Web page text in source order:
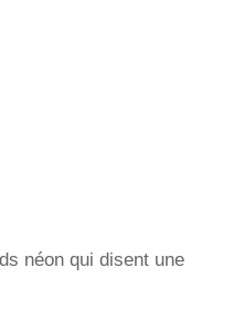
néon qui disent une